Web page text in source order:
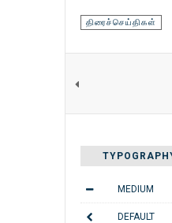
திரைச்செய்திகள்
MEDIUM
DEFAULT